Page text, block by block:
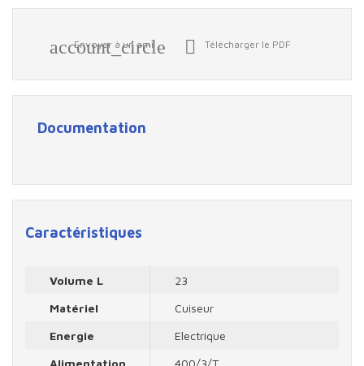
account_circle
Envoyer à un ami  Télécharger le PDF
Documentation
Caractéristiques
Volume L
23
Matériel
Cuiseur
Energie
Electrique
Alimentation
400/3/T